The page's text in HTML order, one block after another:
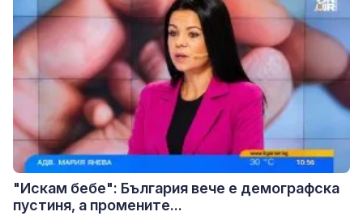
"Искам бебе": България вече е демографска
пустиня, а промените...